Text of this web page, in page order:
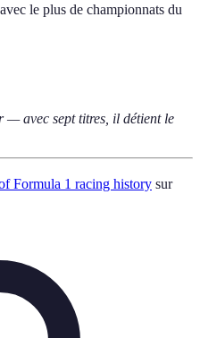
le plus de championnats du
— avec sept titres, il détient le
Formula 1 racing history sur